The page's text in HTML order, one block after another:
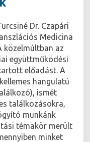
Dr. Czapári
Medicina
közelmúltban az
együttműködési
előadást. A
hangulatú
ismét
találkozásokra,
munkánk
témakör merült
minket